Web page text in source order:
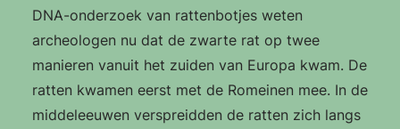
DNA-onderzoek van rattenbotjes weten
archeologen nu dat de zwarte rat op twee
manieren vanuit het zuiden van Europa kwam. De
ratten kwamen eerst met de Romeinen mee. In de
middeleeuwen verspreidden de ratten zich langs